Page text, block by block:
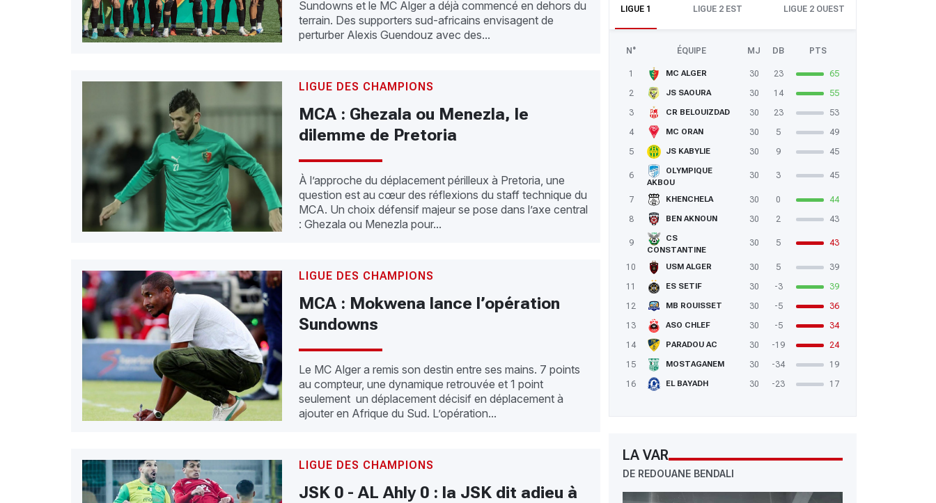
LIGUE 1 LIGUE 2 EST LIGUE 2 OUEST
N° ÉQUIPE MJ DB PTS
1 MC ALGER 30 23
65
2
JS SAOURA 30 14
55
3
CR BELOUIZDAD 30 23
53
4
MC ORAN 30 5
49
5
JS KABYLIE 30 9 45
6
OLYMPIQUE
AKBOU
30 3 45
7 KHENCHELA 30 0
44
8
BEN AKNOUN 30 2 43
9
CS
CONSTANTINE
30 5 43
10 USM ALGER 30 5
39
11
ES SETIF 30 -3
39
12
MB ROUISSET 30 -5
36
13
ASO CHLEF 30 -5
34
14
PARADOU AC 30 -19
24
15
MOSTAGANEM 30 -34
19
16
EL BAYADH 30 -23 17
LA VAR
DE REDOUANE BENDALI
Sundowns et le MC Alger a déjà commencé en dehors du
terrain. Des supporters sud-africains envisagent de
perturber Alexis Guendouz avec des...
LIGUE DES CHAMPIONS
MCA : Ghezala ou Menezla, le
dilemme de Pretoria
À l’approche du déplacement périlleux à Pretoria, une
question est au cœur des réflexions du staff technique du
MCA. Un choix défensif majeur se pose dans l’axe central
: Ghezala ou Menezla pour...
LIGUE DES CHAMPIONS
MCA : Mokwena lance l’opération
Sundowns
Le MC Alger a remis son destin entre ses mains. 7 points
au compteur, une dynamique retrouvée et 1 point
seulement un déplacement décisif en déplacement à
ajouter en Afrique du Sud. L’opération...
LIGUE DES CHAMPIONS
JSK 0 - AL Ahly 0 : la JSK dit adieu à